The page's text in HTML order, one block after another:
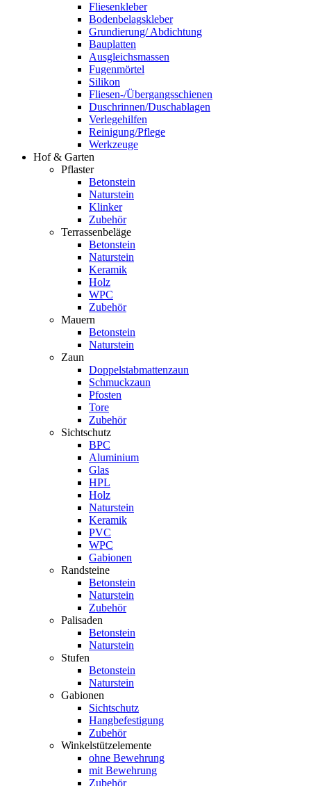
Fliesenkleber
Bodenbelagskleber
Grundierung/ Abdichtung
Bauplatten
Ausgleichsmassen
Fugenmörtel
Silikon
Fliesen-/Übergangsschienen
Duschrinnen/Duschablagen
Verlegehilfen
Reinigung/Pflege
Werkzeuge
Hof & Garten
Pflaster
Betonstein
Naturstein
Klinker
Zubehör
Terrassenbeläge
Betonstein
Naturstein
Keramik
Holz
WPC
Zubehör
Mauern
Betonstein
Naturstein
Zaun
Doppelstabmattenzaun
Schmuckzaun
Pfosten
Tore
Zubehör
Sichtschutz
BPC
Aluminium
Glas
HPL
Holz
Naturstein
Keramik
PVC
WPC
Gabionen
Randsteine
Betonstein
Naturstein
Zubehör
Palisaden
Betonstein
Naturstein
Stufen
Betonstein
Naturstein
Gabionen
Sichtschutz
Hangbefestigung
Zubehör
Winkelstützelemente
ohne Bewehrung
mit Bewehrung
Zubehör